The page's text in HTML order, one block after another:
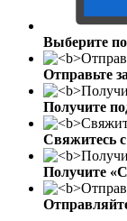
Выберите
Отправьте
Получите
Свяжитесь
Получите